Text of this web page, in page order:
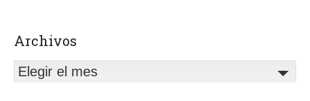
Archivos
Elegir el mes